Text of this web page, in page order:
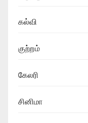
கல்வி
குற்றம்
கேலரி
சினிமா